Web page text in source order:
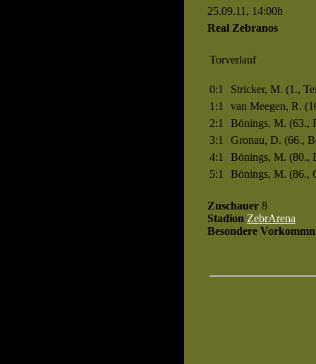
25.09.11, 14:00h
Real Zebranos
Torverlauf
0:1
Stricker, M. (1.,
1:1
van Meegen, R.
2:1
Bönings, M. (63.,
3:1
Gronau, D. (66.,
4:1
Bönings, M. (80.,
5:1
Bönings, M. (86.,
Zuschauer 8
Stadion ZebrArena
Besondere